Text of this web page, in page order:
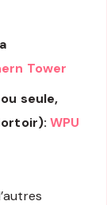
Tower
seule,
WPU